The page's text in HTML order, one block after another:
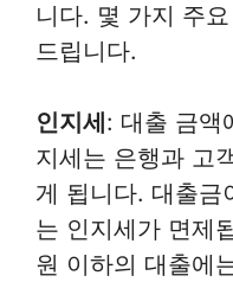
니다. 몇 가지 주
드립니다.
인지세: 대출 금액
지세는 은행과 고
게 됩니다. 대출금
는 인지세가 면제
원 이하의 대출에